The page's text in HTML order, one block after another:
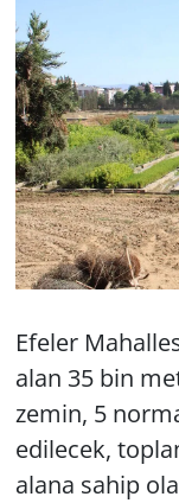
Efeler
alan 35 bin
zemin, 5
edilecek,
alana sahip